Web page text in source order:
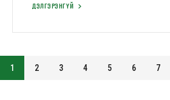
ХҮЛЭЭН АВАХ ХУГАЦАА
ДЭЛГЭРЭНГҮЙ
1 2 3 4 5 6 7